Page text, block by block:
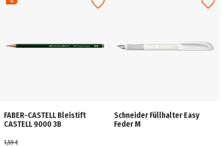
FABER-CASTELL Bleistift
CASTELL 9000 3B
1,59 €
Schneider Füllhalter Easy
Feder M